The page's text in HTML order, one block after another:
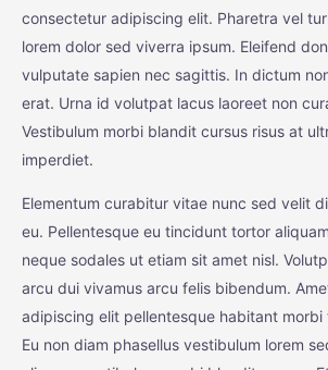
consectetur adipiscing elit. Pharetra vel
lorem dolor sed viverra ipsum. Eleifend
vulputate sapien nec sagittis. In dictum
erat. Urna id volutpat lacus laoreet non
Vestibulum morbi blandit cursus risus at
imperdiet.
Elementum curabitur vitae nunc sed velit
eu. Pellentesque eu tincidunt tortor
neque sodales ut etiam sit amet nisl.
arcu dui vivamus arcu felis bibendum.
adipiscing elit pellentesque habitant morbi
Eu non diam phasellus vestibulum lorem